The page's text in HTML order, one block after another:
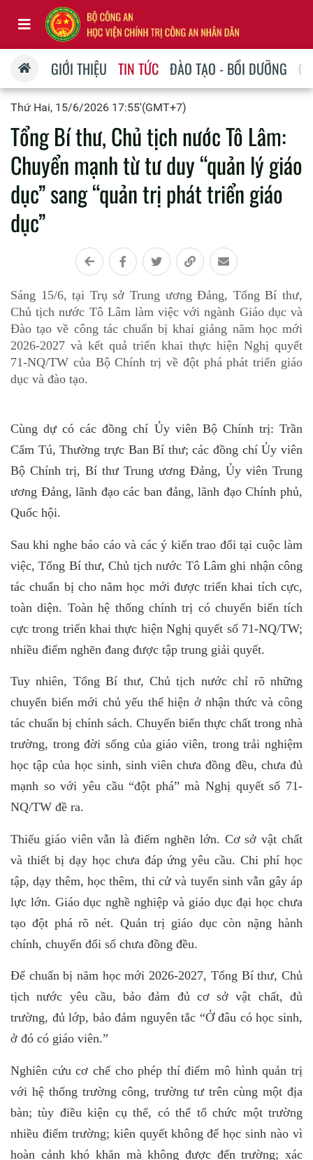
GIỚI THIỆU TIN TỨC ĐÀO TẠO - BỒI DƯỠNG
Thứ Hai, 15/6/2026 17:55'(GMT+7)
Tổng Bí thư, Chủ tịch nước Tô Lâm:
Chuyển mạnh từ tư duy “quản lý giáo
dục” sang “quản trị phát triển giáo
dục”
Sáng 15/6, tại Trụ sở Trung ương Đảng, Tổng Bí thư,
Chủ tịch nước Tô Lâm làm việc với ngành Giáo dục và
Đào tạo về công tác chuẩn bị khai giảng năm học mới
2026-2027 và kết quả triển khai thực hiện Nghị quyết
71-NQ/TW của Bộ Chính trị về đột phá phát triển giáo
dục và đào tạo.
Cùng dự có các đồng chí Ủy viên Bộ Chính trị: Trần
Cẩm Tú, Thường trực Ban Bí thư; các đồng chí Ủy viên
Bộ Chính trị, Bí thư Trung ương Đảng, Ủy viên Trung
ương Đảng, lãnh đạo các ban đảng, lãnh đạo Chính phủ,
Quốc hội.
Sau khi nghe báo cáo và các ý kiến trao đổi tại cuộc làm
việc, Tổng Bí thư, Chủ tịch nước Tô Lâm ghi nhận công
tác chuẩn bị cho năm học mới được triển khai tích cực,
toàn diện. Toàn hệ thống chính trị có chuyển biến tích
cực trong triển khai thực hiện Nghị quyết số 71-NQ/TW;
nhiều điểm nghẽn đang được tập trung giải quyết.
Tuy nhiên, Tổng Bí thư, Chủ tịch nước chỉ rõ những
chuyển biến mới chủ yếu thể hiện ở nhận thức và công
tác chuẩn bị chính sách. Chuyển biến thực chất trong nhà
trường, trong đời sống của giáo viên, trong trải nghiệm
học tập của học sinh, sinh viên chưa đồng đều, chưa đủ
mạnh so với yêu cầu “đột phá” mà Nghị quyết số 71-
NQ/TW đề ra.
Thiếu giáo viên vẫn là điểm nghẽn lớn. Cơ sở vật chất
và thiết bị dạy học chưa đáp ứng yêu cầu. Chi phí học
tập, dạy thêm, học thêm, thi cử và tuyển sinh vẫn gây áp
lực lớn. Giáo dục nghề nghiệp và giáo dục đại học chưa
tạo đột phá rõ nét. Quản trị giáo dục còn nặng hành
chính, chuyển đổi số chưa đồng đều.
Để chuẩn bị năm học mới 2026-2027, Tổng Bí thư, Chủ
tịch nước yêu cầu, bảo đảm đủ cơ sở vật chất, đủ
trường, đủ lớp, bảo đảm nguyên tắc “Ở đâu có học sinh,
ở đó có giáo viên.”
Nghiên cứu cơ chế cho phép thí điểm mô hình quản trị
với hệ thống trường công, trường tư trên cùng một địa
bàn; tùy điều kiện cụ thể, có thể tổ chức một trường
nhiều điểm trường; kiên quyết không để học sinh nào vì
hoàn cảnh khó khăn mà không được đến trường; xác